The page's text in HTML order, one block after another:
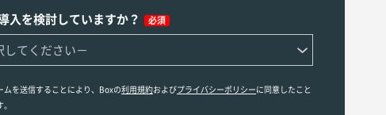
入を検討していますか？ 必須
ムを送信することにより、Boxの利用規約およびプライバシーポリシーに同意したこと